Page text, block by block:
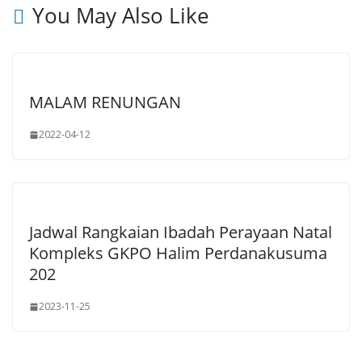
You May Also Like
MALAM RENUNGAN
2022-04-12
Jadwal Rangkaian Ibadah Perayaan Natal
Kompleks GKPO Halim Perdanakusuma
202
2023-11-25